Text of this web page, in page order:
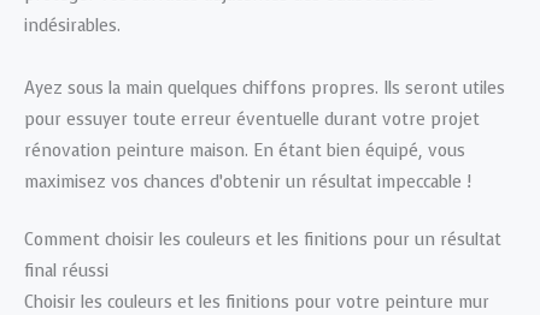
indésirables.
Ayez sous la main quelques chiffons propres. Ils seront utiles
pour essuyer toute erreur éventuelle durant votre projet
rénovation peinture maison. En étant bien équipé, vous
maximisez vos chances d’obtenir un résultat impeccable !
Comment choisir les couleurs et les finitions pour un résultat
final réussi
Choisir les couleurs et les finitions pour votre peinture mur